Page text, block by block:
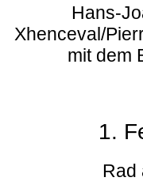
Hans-
Xhenceval/
mit dem
1.
Rad